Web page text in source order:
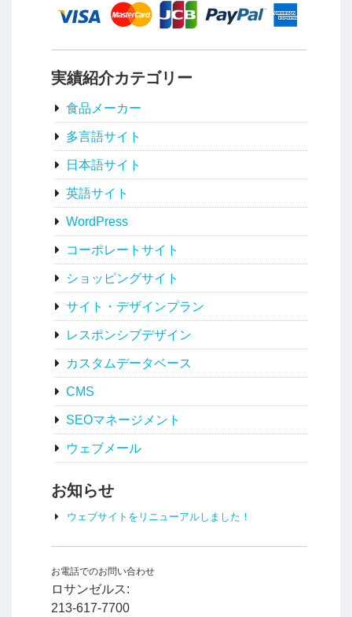
実績紹介カテゴリー
食品メーカー
多言語サイト
日本語サイト
英語サイト
WordPress
コーポレートサイト
ショッピングサイト
サイト・デザインプラン
レスポンシブデザイン
カスタムデータベース
CMS
SEOマネージメント
ウェブメール
お知らせ
ウェブサイトをリニューアルしました！
お電話でのお問い合わせ
ロサンゼルス:
213-617-7700